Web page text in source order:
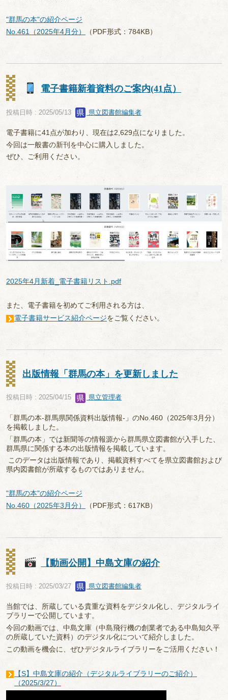
"群馬の本"の紹介ページ
No.461（2025年4月分）
（PDF形式：784KB）
電子書籍新着資料のご案内(41点）
投稿日時 : 2025/05/13 県立図書館編集者
電子書籍に41点が加わり、現在は2,629点になりました。
今回は一般書の新刊を中心に購入しました。
ぜひ、ご利用ください。
2025年4月新着_電子書籍リスト.pdf
また、電子書籍を初めてご利用される方は、
電子書籍サービス紹介ページをご覧ください。
出版情報「群馬の本」を更新しました
投稿日時 : 2025/04/15 県立管理者
「群馬の本-群馬県関係資料出版情報-」のNo.460（2025年3月分）
を掲載しました。
「群馬の本」では新聞等の情報源から群馬県立図書館が入手した、
群馬県に関係する本の出版情報を掲載しています。
このデータは出版情報であり、掲載資料すべてを県立図書館および
県内図書館が所蔵するものではありません。
"群馬の本"の紹介ページ
No.460（2025年3月分）
（PDF形式：617KB）
【動画公開】中島文庫の紹介
投稿日時 : 2025/03/27 県立図書館編集者
当館では、所蔵している貴重な資料をデジタル化し、デジタルライ
ブラリーで公開しています。
今回の動画では、中島文庫（中島飛行機の創業者である中島知久平
の所蔵していた資料）のデジタル化について紹介しました。
この動画を機会に、ぜひデジタルライブラリーをご活用ください！
【S】中島文庫の紹介（デジタルライブラリーのご紹介）
（2025/3/27）